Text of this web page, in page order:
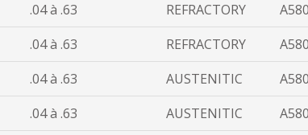
.04 à .63 REFRACTORY A580
.04 à .63 REFRACTORY A580
.04 à .63 AUSTENITIC A580
.04 à .63 AUSTENITIC A580